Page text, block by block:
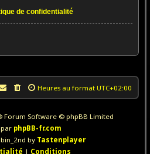
de confidentialité
Heures au format UTC+02:00
Forum Software © phpBB Limited
phpBB-fr.com
by Tastenplayer
| Conditions